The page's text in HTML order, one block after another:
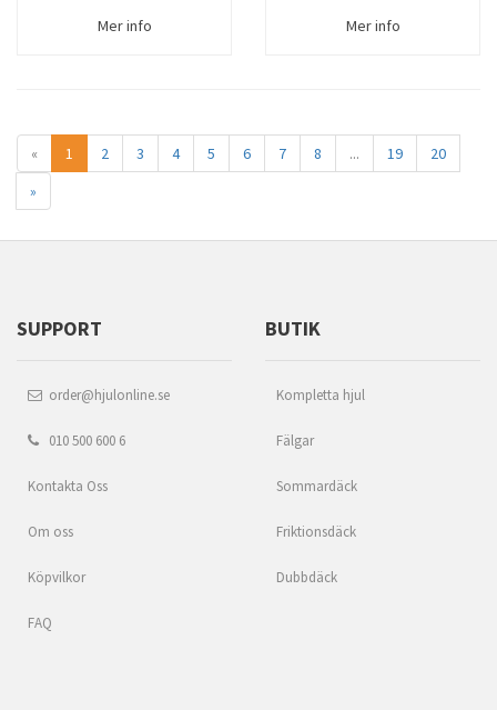
Mer info Mer info
« 1 2 3 4 5 6 7 8 ... 19
20
»
SUPPORT
order@hjulonline.se
010 500 600 6
Kontakta Oss
Om oss
Köpvilkor
FAQ
BUTIK
Kompletta hjul
Fälgar
Sommardäck
Friktionsdäck
Dubbdäck